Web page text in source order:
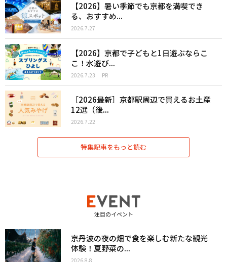
【2026】暑い季節でも京都を満喫でき
る、おすすめ...
2026.7.27
【2026】京都で子どもと1日遊ぶならこ
こ！水遊び...
2026.7.23 PR
［2026最新］京都駅周辺で買えるお土産
12選（後...
2026.7.22
特集記事をもっと読む
注目のイベント
京丹波の夜の畑で食を楽しむ新たな観光
体験！夏野菜の...
2026.8.8